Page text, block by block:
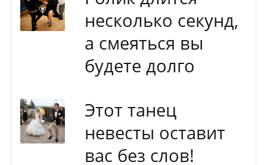
несколько секунд,
а смеяться вы
будете долго
Этот танец
невесты оставит
вас без слов!